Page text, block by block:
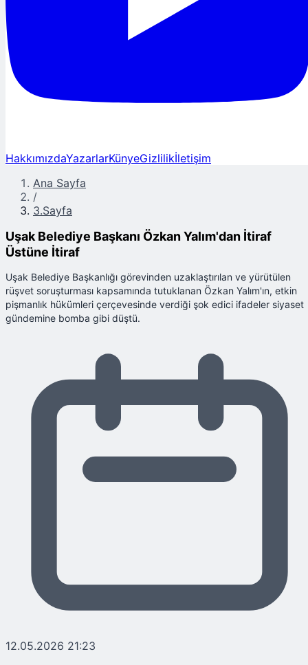
HakkımızdaYazarlarKünyeGizlilikİletişim
Ana Sayfa
/
3.Sayfa
Uşak Belediye Başkanı Özkan Yalım'dan İtiraf
Üstüne İtiraf
Uşak Belediye Başkanlığı görevinden uzaklaştırılan ve yürütülen
rüşvet soruşturması kapsamında tutuklanan Özkan Yalım'ın, etkin
pişmanlık hükümleri çerçevesinde verdiği şok edici ifadeler siyaset
gündemine bomba gibi düştü.
12.05.2026 21:23